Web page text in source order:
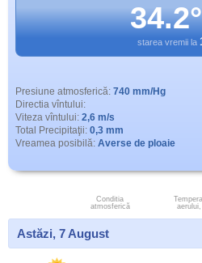
starea vremii la
Presiune atmosferică: 740 mm/Hg
Directia vîntului:
Viteza vîntului: 2,6 m/s
Total Precipitaţii: 0,3 mm
Vreamea posibilă: Averse de ploaie
Conditia
atmosferică
aerului,
Astăzi, 7 August